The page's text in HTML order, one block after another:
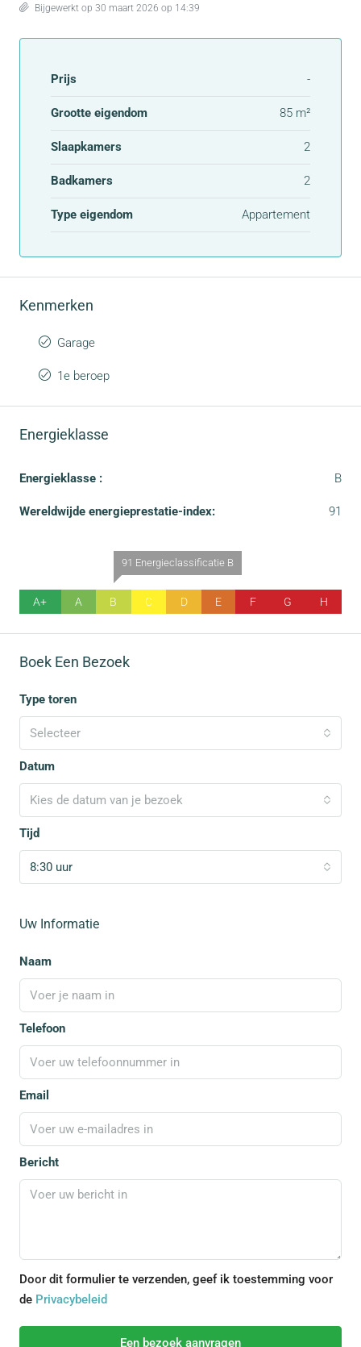
Bijgewerkt op 30 maart 2026 op 14:39
Prijs -
Grootte eigendom 85 m²
Slaapkamers 2
Badkamers 2
Type eigendom Appartement
Kenmerken
Garage
1e beroep
Energieklasse
Energieklasse : B
Wereldwijde energieprestatie-index: 91
A+ A
91 Energieclassificatie B
B C D E F G H
Boek Een Bezoek
Type toren
Selecteer
Datum
Kies de datum van je bezoek
Tijd
8:30 uur
Uw Informatie
Naam
Telefoon
Email
Bericht
Door dit formulier te verzenden, geef ik toestemming voor
de Privacybeleid
Een bezoek aanvragen